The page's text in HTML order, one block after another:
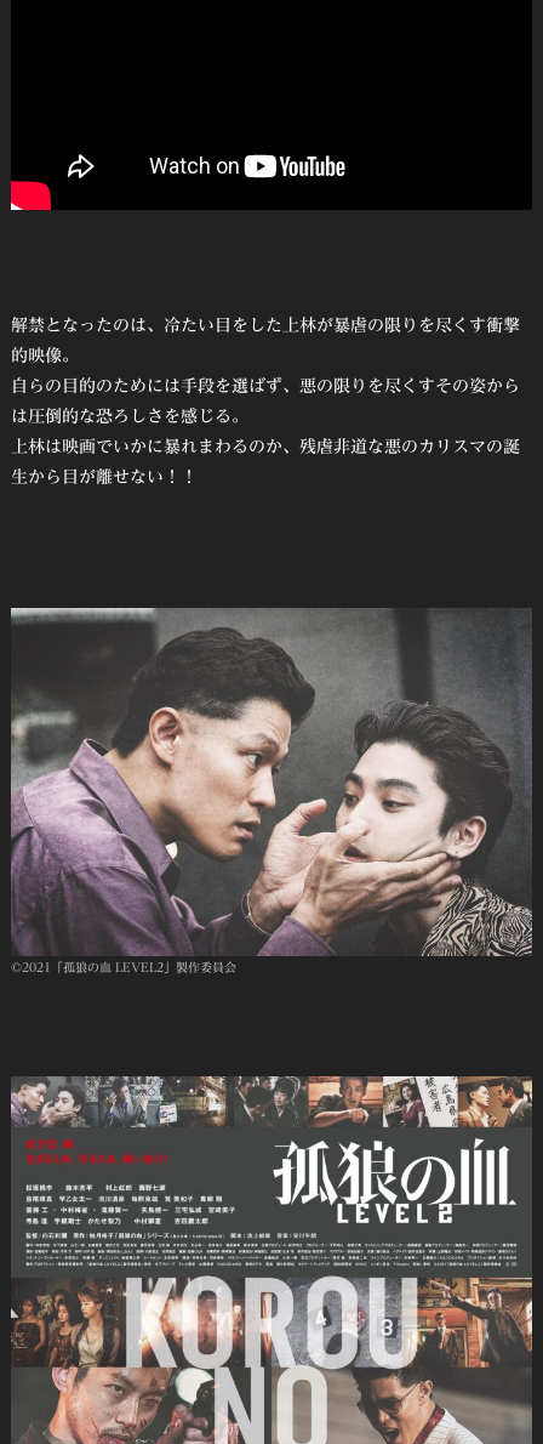
解禁となったのは、冷たい目をした上林が暴虐の限りを尽くす衝撃
的映像。
自らの目的のためには手段を選ばず、悪の限りを尽くすその姿から
は圧倒的な恐ろしさを感じる。
上林は映画でいかに暴れまわるのか、残虐非道な悪のカリスマの誕
生から目が離せない！！
©2021「孤狼の血 LEVEL2」製作委員会